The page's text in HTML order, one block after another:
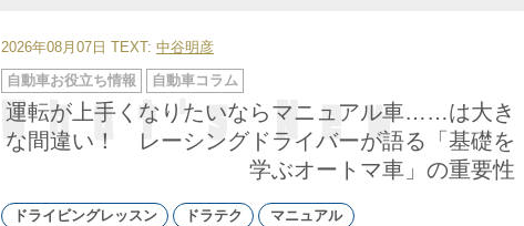
2026年08月07日 TEXT: 中谷明彦
運転が上手くなりたいならマニュアル車……は大き
な間違い！ レーシングドライバーが語る「基礎を
学ぶオートマ車」の重要性
カ
テ
ゴ
リ
ー
自動車お役立ち情報 自動車コラム
ドライビングレッスン ドラテク マニュアル